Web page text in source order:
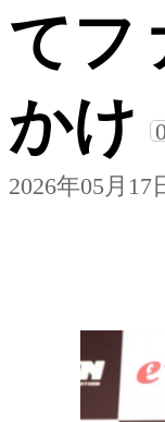
てフ
かけ
0
2026年05月17